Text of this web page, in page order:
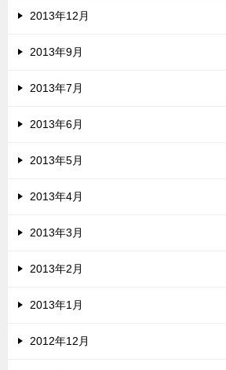
2013年12月
2013年9月
2013年7月
2013年6月
2013年5月
2013年4月
2013年3月
2013年2月
2013年1月
2012年12月